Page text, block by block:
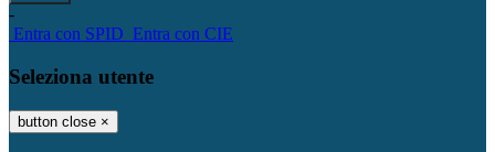
-
Entra con SPID Entra con CIE
Seleziona utente
button close ×